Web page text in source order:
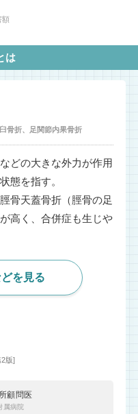
額
は
骨折、足関節内果骨折
どの大きな外力が作用
態を指す。
骨天蓋骨折（脛骨の足
高く、合併症も生じや
を見る
2版]
顧問医
属病院